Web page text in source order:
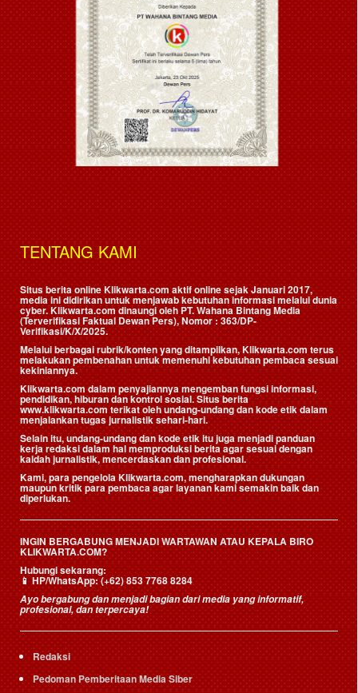
TENTANG KAMI
Situs berita online Klikwarta.com aktif online sejak Januari 2017,
media ini didirikan untuk menjawab kebutuhan informasi melalui dunia
cyber. Klikwarta.com dinaungi oleh PT. Wahana Bintang Media
(Terverifikasi Faktual Dewan Pers), Nomor : 363/DP-
Verifikasi/K/X/2025.
Melalui berbagai rubrik/konten yang ditampilkan, Klikwarta.com terus
melakukan pembenahan untuk memenuhi kebutuhan pembaca sesuai
kekiniannya.
Klikwarta.com dalam penyajiannya mengemban fungsi informasi,
pendidikan, hiburan dan kontrol sosial. Situs berita
www.klikwarta.com terikat oleh undang-undang dan kode etik dalam
menjalankan tugas jurnalistik sehari-hari.
Selain itu, undang-undang dan kode etik itu juga menjadi panduan
kerja redaksi dalam hal memproduksi berita agar sesuai dengan
kaidah jurnalistik, mencerdaskan dan profesional.
Kami, para pengelola Klikwarta.com, mengharapkan dukungan
maupun kritik para pembaca agar layanan kami semakin baik dan
diperlukan.
INGIN BERGABUNG MENJADI WARTAWAN ATAU KEPALA BIRO
KLIKWARTA.COM?
Hubungi sekarang:
📱HP/WhatsApp:(+62) 853 7768 8284
Ayo bergabung dan menjadi bagian dari media yang informatif,
profesional, dan terpercaya!
Redaksi
Pedoman Pemberitaan Media Siber